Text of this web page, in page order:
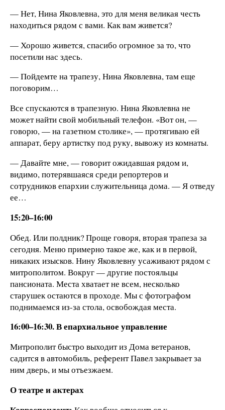
— Нет, Нина Яковлевна, это для меня великая честь
находиться рядом с вами. Как вам живется?
— Хорошо живется, спасибо огромное за то, что
посетили нас здесь.
— Пойдемте на трапезу, Нина Яковлевна, там еще
поговорим…
Все спускаются в трапезную. Нина Яковлевна не
может найти свой мобильный телефон. «Вот он, —
говорю, — на газетном столике», — протягиваю ей
аппарат, беру артистку под руку, вывожу из комнаты.
— Давайте мне, — говорит ожидавшая рядом и,
видимо, потерявшаяся среди репортеров и
сотрудников епархии служительница дома. — Я отведу
ее…
15:20–16:00
Обед. Или полдник? Проще говоря, вторая трапеза за
сегодня. Меню примерно такое же, как и в первой,
никаких изысков. Нину Яковлевну усаживают рядом с
митрополитом. Вокруг — другие постояльцы
пансионата. Места хватает не всем, несколько
старушек остаются в проходе. Мы с фотографом
поднимаемся из-за стола, освобождая места.
16:00–16:30. В епархиальное управление
Митрополит быстро выходит из Дома ветеранов,
садится в автомобиль, референт Павел закрывает за
ним дверь, и мы отъезжаем.
О театре и актерах